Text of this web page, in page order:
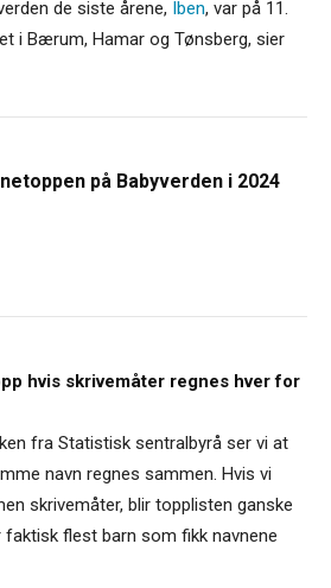
de siste årene, Iben, var på 11.
i Bærum, Hamar og Tønsberg, sier
på Babyverden i 2024
hvis skrivemåter regnes hver for
fra Statistisk sentralbyrå ser vi at
navn regnes sammen. Hvis vi
skrivemåter, blir topplisten ganske
faktisk flest barn som fikk navnene